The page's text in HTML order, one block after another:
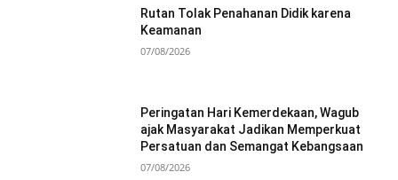
Rutan Tolak Penahanan Didik karena
Keamanan
07/08/2026
Peringatan Hari Kemerdekaan, Wagub
ajak Masyarakat Jadikan Memperkuat
Persatuan dan Semangat Kebangsaan
07/08/2026